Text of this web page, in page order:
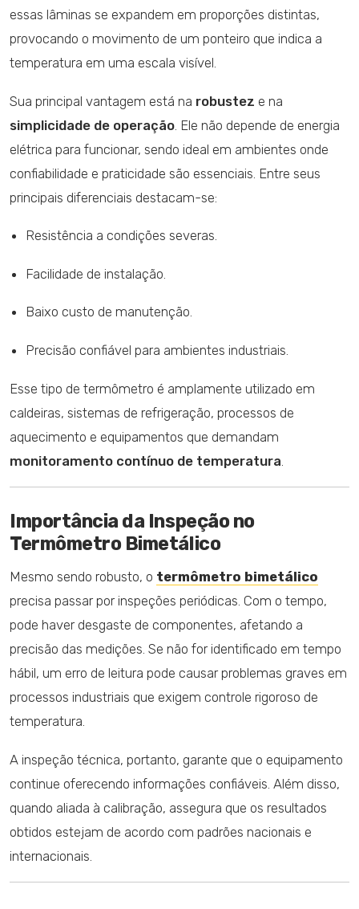
essas lâminas se expandem em proporções distintas,
provocando o movimento de um ponteiro que indica a
temperatura em uma escala visível.
Sua principal vantagem está na robustez e na
simplicidade de operação . Ele não depende de energia
elétrica para funcionar, sendo ideal em ambientes onde
confiabilidade e praticidade são essenciais. Entre seus
principais diferenciais destacam-se:
Resistência a condições severas.
Facilidade de instalação.
Baixo custo de manutenção.
Precisão confiável para ambientes industriais.
Esse tipo de termômetro é amplamente utilizado em
caldeiras, sistemas de refrigeração, processos de
aquecimento e equipamentos que demandam
monitoramento contínuo de temperatura
Importância da Inspeção no
Termômetro Bimetálico
Mesmo sendo robusto, o termômetro bimetálico
precisa passar por inspeções periódicas. Com o tempo,
pode haver desgaste de componentes, afetando a
precisão das medições. Se não for identificado em tempo
hábil, um erro de leitura pode causar problemas graves em
processos industriais que exigem controle rigoroso de
temperatura.
A inspeção técnica, portanto, garante que o equipamento
continue oferecendo informações confiáveis. Além disso,
quando aliada à calibração, assegura que os resultados
obtidos estejam de acordo com padrões nacionais e
internacionais.